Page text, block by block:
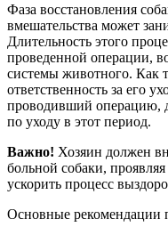
Фаза восстановления
вмешательства может
Длительность этого
проведенной операции,
системы животного. Как
ответственность за его
проводивший операцию,
по уходу в этот период.
Важно! Хозяин должен
больной собаки,
ускорить процесс
Основные рекомендации